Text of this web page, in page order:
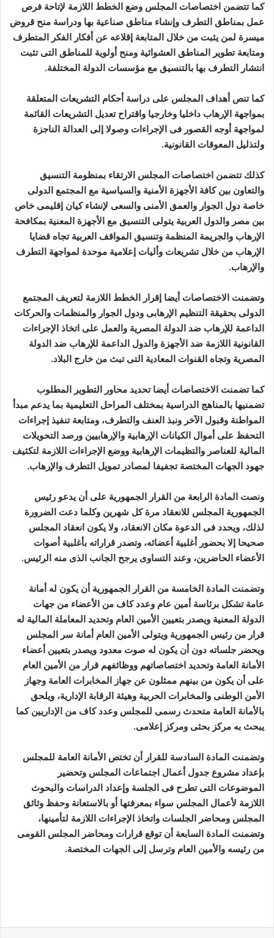
كما تتضمن اختصاصات المجلس وضع الخطط اللازمة لإتاحة فرص
عمل بمناطق التطرف وإنشاء مناطق صناعية بها ودراسة منح قروض
ميسرة لمن يثبت من خلال المتابعة إقلاعه عن أفكار الفكر المتطرف
ومتابعة تطوير المناطق العشوائية ومنح أولوية للمناطق التى تثبت
انتشار التطرف بها بالتنسيق مع مؤسسات الدولة المختلفة.
كما تنص أهداف المجلس على دراسة أحكام التشريعات المتعلقة
بمواجهة الإرهاب داخليا وخارجيا واقتراح تعديل التشريعات القائمة
لمواجهة أوجه القصور فى الإجراءات وصولا إلى العدالة الناجزة
ولتذليل المعوقات القانونية.
كذلك تتضمن اختصاصات المجلس الارتقاء بمنظومة التنسيق
والتعاون بين كافة الأجهزة الأمنية والسياسية مع المجتمع الدولى
خاصة دول الجوار والعمق الأمنى والسعى لإنشاء كيان إقليمى خاص
بين مصر والدول العربية يتولى التنسيق مع الأجهزة المعنية بمكافحة
الإرهاب والجريمة المنظمة وتنسيق المواقف العربية تجاه قضايا
الإرهاب من خلال تشريعات وأليات إعلامية موحدة لمواجهة التطرف
والإرهاب.
وتضمنت الاختصاصات أيضا إقرار الخطط اللازمة لتعريف المجتمع
الدولى بحقيقة التنظيم الإرهابى ودول الجوار والمنظمات والحركات
الداعمة للإرهاب ضد الدولة المصرية والعمل على اتخاذ الإجراءات
القانونية اللازمة ضد الأجهزة والدول الداعمة للإرهاب ضد الدولة
المصرية وتجاه القنوات المعادية التى تبث من خارج البلاد.
كما تضمنت الاختصاصات أيضا تحديد محاور التطوير المطلوب
تضمنيها بالمناهج الدراسية بمختلف المراحل التعليمية بما يدعم مبدأ
المواطنة وقبول الآخر ونبذ العنف والتطرف، ومتابعة تنفيذ إجراءات
التحفظ على أموال الكيانات الإرهابية والإرهابيين ورصد التحويلات
المالية للعناصر والتظيمات الإرهابية ووضع الإجراءات اللازمة لتكثيف
جهود الجهات المختصة تجفيفا لمصادر تمويل التطرف والإرهاب.
ونصت المادة الرابعة من القرار الجمهورية على أن يدعو رئيس
الجمهورية المجلس للانعقاد مرة كل شهرين وكلما دعت الضرورة
لذلك، ويحدد فى الدعوة مكان الانعقاد، ولا يكون انعقاد المجلس
صحيحا إلا بحضور أغلبية أعضائه، وتصدر قراراته بأغلبية أصوات
الأعضاء الحاضرين، وعند التساوى يرجح الجانب الذى منه الرئيس.
وتضمنت المادة الخامسة من القرار الجمهورية أن يكون له أمانة
عامة تشكل برئاسة أمين عام وعدد كاف من الأعضاء من جهات
الدولة المعنية ويصدر بتعيين الأمين العام وتحديد المعاملة المالية له
قرار من رئيس الجمهورية ويتولى الأمين العام أمانة سر المجلس
ويحضر جلساته دون أن يكون له صوت معدود ويصدر بتعيين أعضاء
الأمانة العامة وتحديد اختصاصاتهم ووظائفهم قرار من الأمين العام
على أن يكون من بينهم ممثلون عن جهاز المخابرات العامة وجهاز
الأمن الوطنى والمخابرات الحربية وهيئة الرقابة الإدارية، ويلحق
بالأمانة العامة متحدث رسمى للمجلس وعدد كاف من الإداريين كما
يبحث به مركز بحثى ومركز إعلامى.
وتضمنت المادة السادسة للقرار أن تختص الأمانة العامة للمجلس
بإعداد مشروع جدول أعمال اجتماعات المجلس وتحضير
الموضوعات التى تطرح فى الجلسة وإعداد الدراسات والبحوث
اللازمة لأعمال المجلس سواء بمعرفتها أو بالاستعانة وحفظ وثائق
المجلس ومحاضر الجلسات واتخاذ الإجراءات اللازمة لتأمينها،
وتضمنت المادة السابعة أن توقع قرارات ومحاضر المجلس القومى
من رئيسه والأمين العام وترسل إلى الجهات المختصة.